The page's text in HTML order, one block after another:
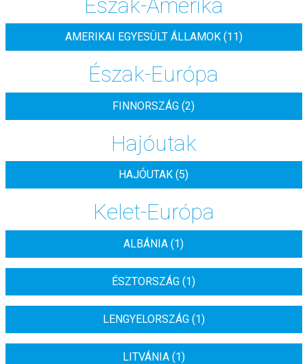
Észak-Amerika
AMERIKAI EGYESÜLT ÁLLAMOK (11)
Észak-Európa
FINNORSZÁG (2)
Hajóutak
HAJÓUTAK (5)
Kelet-Európa
ALBÁNIA (1)
ÉSZTORSZÁG (1)
LENGYELORSZÁG (1)
LITVÁNIA (1)